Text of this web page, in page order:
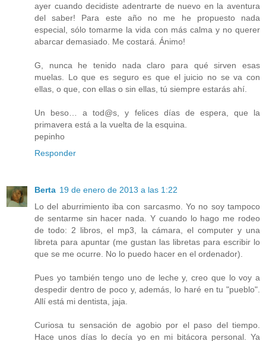
ayer cuando decidiste adentrarte de nuevo en la aventura
del saber! Para este año no me he propuesto nada
especial, sólo tomarme la vida con más calma y no querer
abarcar demasiado. Me costará. Ánimo!
G, nunca he tenido nada claro para qué sirven esas
muelas. Lo que es seguro es que el juicio no se va con
ellas, o que, con ellas o sin ellas, tú siempre estarás ahí.
Un beso… a tod@s, y felices días de espera, que la
primavera está a la vuelta de la esquina.
pepinho
Responder
Berta 19 de enero de 2013 a las 1:22
Lo del aburrimiento iba con sarcasmo. Yo no soy tampoco
de sentarme sin hacer nada. Y cuando lo hago me rodeo
de todo: 2 libros, el mp3, la cámara, el computer y una
libreta para apuntar (me gustan las libretas para escribir lo
que se me ocurre. No lo puedo hacer en el ordenador).
Pues yo también tengo uno de leche y, creo que lo voy a
despedir dentro de poco y, además, lo haré en tu "pueblo".
Allí está mi dentista, jaja.
Curiosa tu sensación de agobio por el paso del tiempo.
Hace unos días lo decía yo en mi bitácora personal. Ya